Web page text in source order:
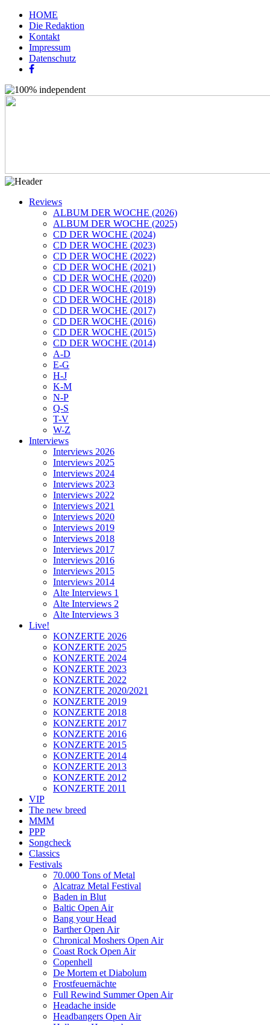
HOME
Die Redaktion
Kontakt
Impressum
Datenschutz
Reviews
ALBUM DER WOCHE (2026)
ALBUM DER WOCHE (2025)
CD DER WOCHE (2024)
CD DER WOCHE (2023)
CD DER WOCHE (2022)
CD DER WOCHE (2021)
CD DER WOCHE (2020)
CD DER WOCHE (2019)
CD DER WOCHE (2018)
CD DER WOCHE (2017)
CD DER WOCHE (2016)
CD DER WOCHE (2015)
CD DER WOCHE (2014)
A-D
E-G
H-J
K-M
N-P
Q-S
T-V
W-Z
Interviews
Interviews 2026
Interviews 2025
Interviews 2024
Interviews 2023
Interviews 2022
Interviews 2021
Interviews 2020
Interviews 2019
Interviews 2018
Interviews 2017
Interviews 2016
Interviews 2015
Interviews 2014
Alte Interviews 1
Alte Interviews 2
Alte Interviews 3
Live!
KONZERTE 2026
KONZERTE 2025
KONZERTE 2024
KONZERTE 2023
KONZERTE 2022
KONZERTE 2020/2021
KONZERTE 2019
KONZERTE 2018
KONZERTE 2017
KONZERTE 2016
KONZERTE 2015
KONZERTE 2014
KONZERTE 2013
KONZERTE 2012
KONZERTE 2011
VIP
The new breed
MMM
PPP
Songcheck
Classics
Festivals
70.000 Tons of Metal
Alcatraz Metal Festival
Baden in Blut
Baltic Open Air
Bang your Head
Barther Open Air
Chronical Moshers Open Air
Coast Rock Open Air
Copenhell
De Mortem et Diabolum
Frostfeuernächte
Full Rewind Summer Open Air
Headache inside
Headbangers Open Air